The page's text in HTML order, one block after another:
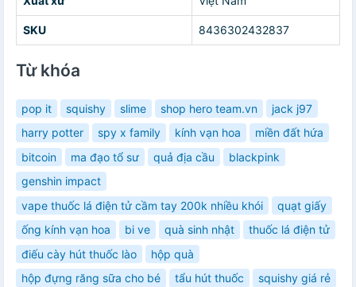
SKU 8436302432837
Từ khóa
pop it squishy slime shop hero team.vn
jack j97
harry potter
spy x family kính vạn hoa
miền đất hứa
bitcoin
ma đạo tổ sư quả địa cầu
blackpink
genshin impact
vape thuốc lá điện tử cầm tay 200k nhiều khói
quạt giấy
ống kính vạn hoa
bi ve quà sinh nhật
thuốc lá điện tử
điếu cày hút thuốc lào
hộp quà
hộp đựng răng sữa cho bé
tẩu hút thuốc
squishy giá rẻ